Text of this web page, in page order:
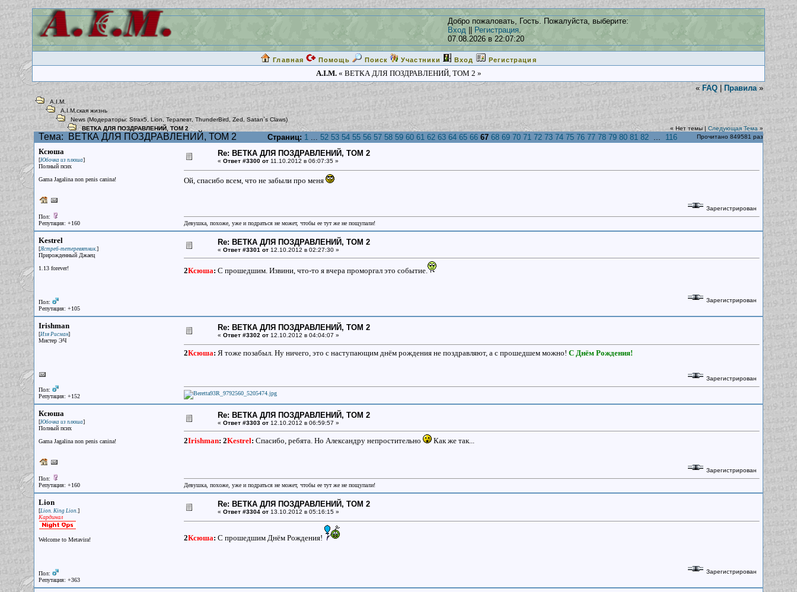
Добро пожаловать, Гость. Пожалуйста, выберите:
Вход
Регистрация.
07.08.2026 в 22:07:20
Главная Помощь Поиск Участники Вход Регистрация
A.I.M.« ВЕТКА ДЛЯ ПОЗДРАВЛЕНИЙ, ТОМ 2 »
« FAQ | Правила »
A.I.M.
A.I.M.ская жизнь
News (Модераторы: Strax5 Lion ,Терапевт, ThunderBird ,Zed Satan`s Claws)
ВЕТКА ДЛЯ ПОЗДРАВЛЕНИЙ, ТОМ 2
« Нет темы | Следующая Тема »
Тема: ВЕТКА ДЛЯ ПОЗДРАВЛЕНИЙ, ТОМ 2 Страниц: 1 ... 52 53 54 55 56 57 58 59 60 61 62 63 64 65 66 67 68 69 70 71 72 73 74 75 76 77 78 79 80 81 82 ... 116 Прочитано 849581 раз
Ксюша
[Юбочка из плюша]
Полный псих
Gama Jagalina non penis canina!
Пол:
Репутация: +160
Re: ВЕТКА ДЛЯ ПОЗДРАВЛЕНИЙ, ТОМ 2
« Ответ #3300 от 11.10.2012 в 06:07:35 »
Ой, спасибо всем, что не забыли про меня
Зарегистрирован
Девушка, похоже, уже и подраться не может, чтобы ее тут же не пощупали!
Kestrel
[Ястреб-тетеревятник.]
Прирожденный Джаец
1.13 forever!
Пол:
Репутация: +105
Re: ВЕТКА ДЛЯ ПОЗДРАВЛЕНИЙ, ТОМ 2
« Ответ #3301 от 12.10.2012 в 02:27:30 »
2Ксюша: С прошедшим. Извини, что-то я вчера проморгал это событие.
Зарегистрирован
Irishman
[Изя Рисман]
Мистер ЭЧ
Пол:
Репутация: +152
Re: ВЕТКА ДЛЯ ПОЗДРАВЛЕНИЙ, ТОМ 2
« Ответ #3302 от 12.10.2012 в 04:04:07 »
2Ксюша: Я тоже позабыл. Ну ничего, это с наступающим днём рождения не поздравляют, а с прошедшем можно! С Днём Рождения!
Зарегистрирован
Ксюша
[Юбочка из плюша]
Полный псих
Gama Jagalina non penis canina!
Пол:
Репутация: +160
Re: ВЕТКА ДЛЯ ПОЗДРАВЛЕНИЙ, ТОМ 2
« Ответ #3303 от 12.10.2012 в 06:59:57 »
2Irishman: 2Kestrel: Спасибо, ребята. Но Александру непростительно Как же так...
Зарегистрирован
Девушка, похоже, уже и подраться не может, чтобы ее тут же не пощупали!
Lion
[Lion. King Lion.]
Кардинал
Welcome to Metavira!
Пол:
Репутация: +363
Re: ВЕТКА ДЛЯ ПОЗДРАВЛЕНИЙ, ТОМ 2
« Ответ #3304 от 13.10.2012 в 05:16:15 »
2Ксюша: С прошедшим Днём Рождения!
Зарегистрирован